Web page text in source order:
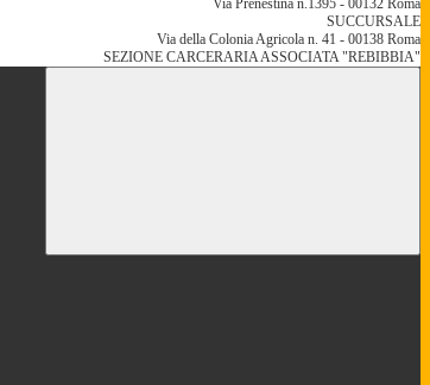
Via Prenestina n.1395 - 00132 Roma
SUCCURSALE
Via della Colonia Agricola n. 41 - 00138 Roma
SEZIONE CARCERARIA ASSOCIATA "REBIBBIA"